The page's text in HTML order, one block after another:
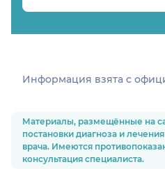
Информация взята c
Материалы, размещённые на
постановки диагноза и
врача. Имеются
консультация специалиста.